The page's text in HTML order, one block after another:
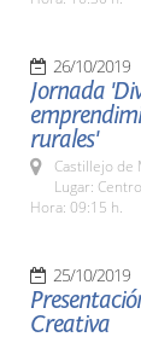
26/10/2019
Jornada
rurales'
Castillejo de
Lugar:
Hora: 09:15 h.
25/10/2019
Creativa